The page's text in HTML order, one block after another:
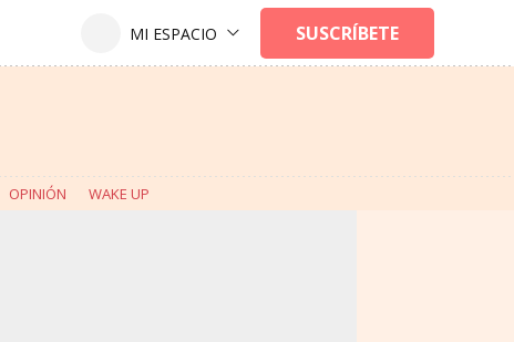
OPINIÓN WAKE UP